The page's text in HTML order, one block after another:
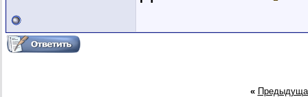
«